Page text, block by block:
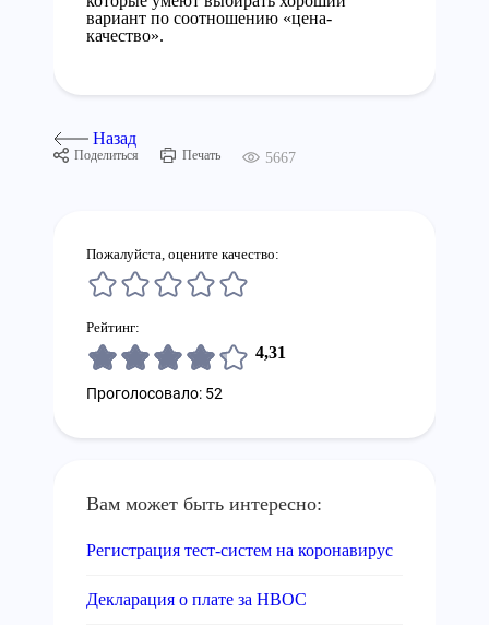
вариант по соотношению «цена-
качество».
Назад
Поделиться Печать 5667
Пожалуйста, оцените качество:
Рейтинг:
4,31
Проголосовало: 52
Вам может быть интересно:
Регистрация тест-систем на коронавирус
Декларация о плате за НВОС